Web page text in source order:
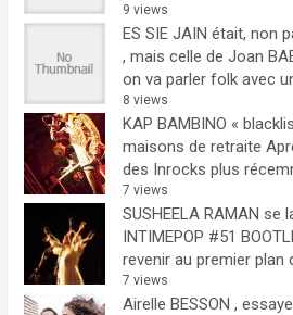
9 views
ES SIE JAIN était, non
, mais celle de Joan
on va parler folk avec
8 views
KAP BAMBINO «
maisons de retraite
des Inrocks plus
7 views
SUSHEELA RAMAN
INTIMEPOP #51
revenir au premier plan
7 views
Airelle BESSON ,